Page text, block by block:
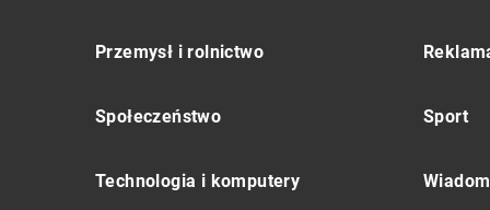
Przemysł i rolnictwo
Społeczeństwo Sport
Technologia i komputery